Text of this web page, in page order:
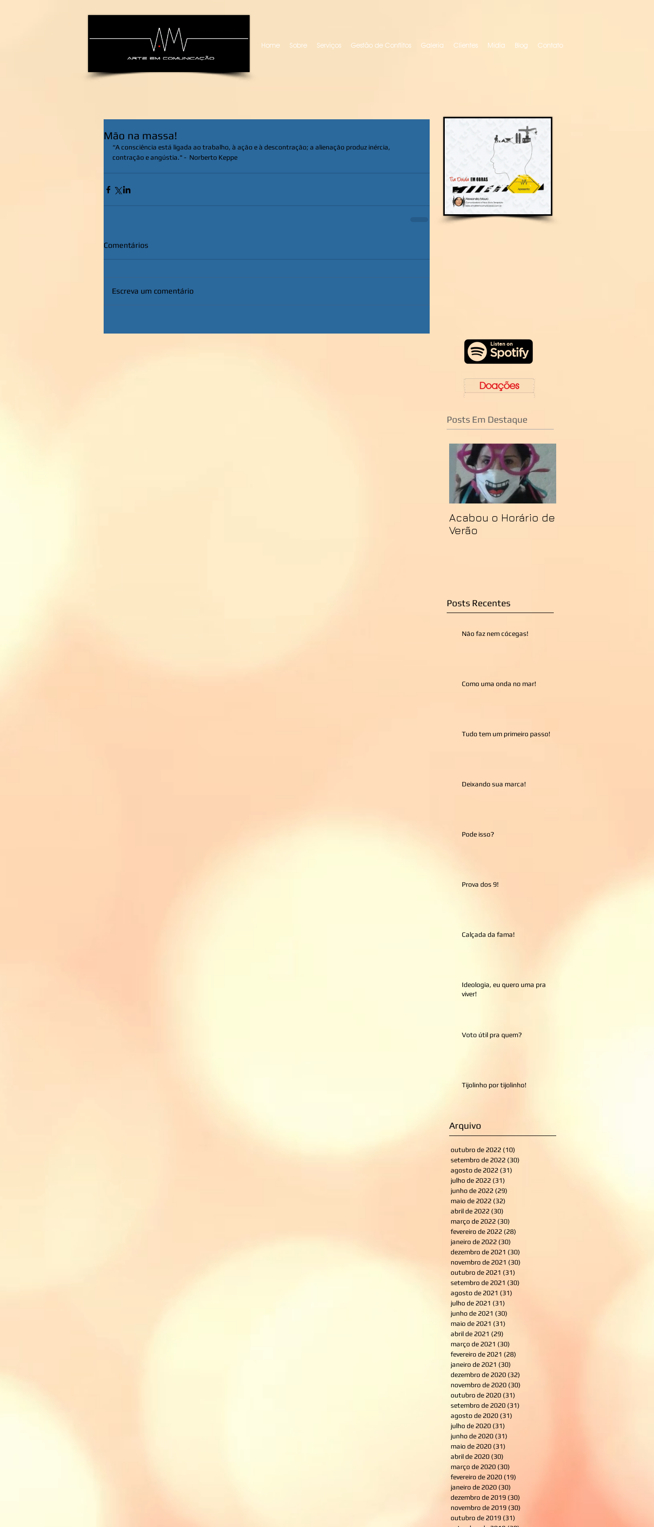
Home Sobre Serviços Gestão de Conflitos Galeria Clientes Mídia Blog Contato
Mão na massa!
“A consciência está ligada ao trabalho, à ação e à descontração; a alienação produz inércia,
contração e angústia." -  Norberto Keppe
Comentários
Escreva um comentário
Doações
Posts Em Destaque
Acabou o Horário de
Verão
Posts Recentes
Não faz nem cócegas!
Como uma onda no mar!
Tudo tem um primeiro passo!
Deixando sua marca!
Pode isso?
Prova dos 9!
Calçada da fama!
Ideologia, eu quero uma pra
viver!
Voto útil pra quem?
Tijolinho por tijolinho!
Arquivo
outubro de 2022 (10)
setembro de 2022 (30)
agosto de 2022 (31)
julho de 2022 (31)
junho de 2022 (29)
maio de 2022 (32)
abril de 2022 (30)
março de 2022 (30)
fevereiro de 2022 (28)
janeiro de 2022 (30)
dezembro de 2021 (30)
novembro de 2021 (30)
outubro de 2021 (31)
setembro de 2021 (30)
agosto de 2021 (31)
julho de 2021 (31)
junho de 2021 (30)
maio de 2021 (31)
abril de 2021 (29)
março de 2021 (30)
fevereiro de 2021 (28)
janeiro de 2021 (30)
dezembro de 2020 (32)
novembro de 2020 (30)
outubro de 2020 (31)
setembro de 2020 (31)
agosto de 2020 (31)
julho de 2020 (31)
junho de 2020 (31)
maio de 2020 (31)
abril de 2020 (30)
março de 2020 (30)
fevereiro de 2020 (19)
janeiro de 2020 (30)
dezembro de 2019 (30)
novembro de 2019 (30)
outubro de 2019 (31)